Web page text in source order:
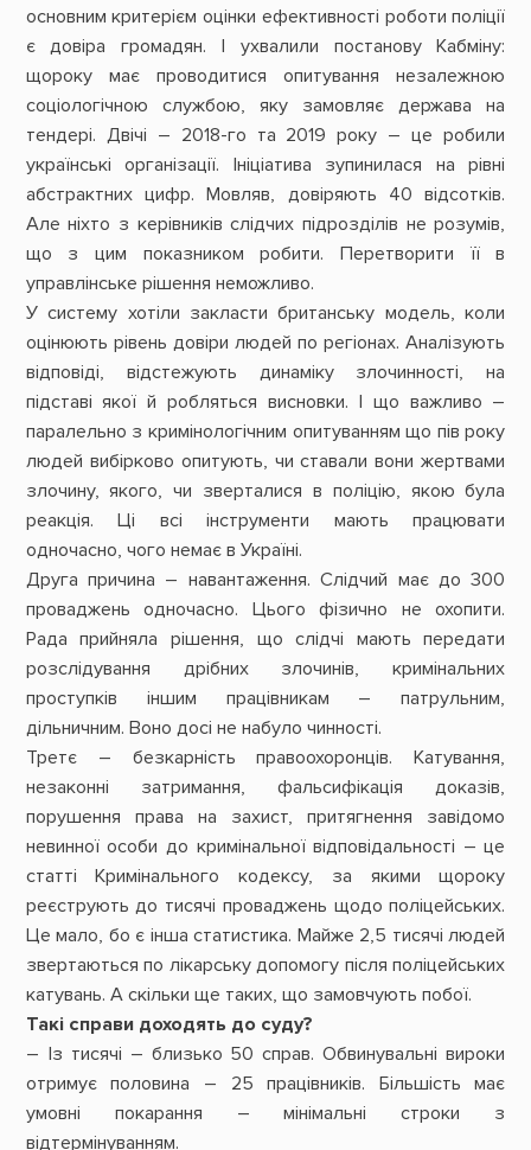
основним критерієм оцінки ефективності роботи поліції
є довіра громадян. І ухвалили постанову Кабміну:
щороку має проводитися опитування незалежною
соціологічною службою, яку замовляє держава на
тендері. Двічі – ­2018-го та 2019 року – це робили
українські організації. Ініціатива зупинилася на рівні
абстрактних цифр. Мовляв, довіряють 40 відсотків.
Але ніхто з керівників слідчих підрозділів не розумів,
що з цим показником робити. Перетворити її в
управлінське рішення неможливо.
У систему хотіли закласти британську модель, коли
оцінюють рівень довіри людей по регіонах. Аналізують
відповіді, відстежують динаміку злочинності, на
підставі якої й робляться висновки. І що важливо –
паралельно з кримінологічним опитуванням що пів року
людей вибірково опитують, чи ставали вони жертвами
злочину, якого, чи зверталися в поліцію, якою була
реакція. Ці всі інструменти мають працювати
одночасно, чого немає в Україні.
Друга причина – навантаження. Слідчий має до 300
проваджень одночасно. Цього фізично не охопити.
Рада прийняла рішення, що слідчі мають передати
розслідування дрібних злочинів, кримінальних
проступків іншим працівникам – патрульним,
дільничним. Воно досі не набуло чинності.
Третє – безкарність правоохоронців. Катування,
незаконні затримання, фальсифікація доказів,
порушення права на захист, притягнення завідомо
невинної особи до кримінальної відповідальності – це
статті Кримінального кодексу, за якими щороку
реєструють до тисячі проваджень щодо поліцейських.
Це мало, бо є інша статистика. Майже 2,5 тисячі людей
звертаються по лікарську допомогу після поліцейських
катувань. А скільки ще таких, що замовчують побої.
Такі справи доходять до суду?
– Із тисячі – близько 50 справ. Обвинувальні вироки
отримує половина – 25 працівників. Більшість має
умовні покарання – мінімальні строки з
відтермінуванням.